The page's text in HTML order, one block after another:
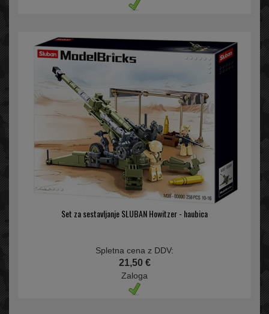
Set za sestavljanje SLUBAN Howitzer - haubica
Spletna cena z DDV:
21,50 €
Zaloga